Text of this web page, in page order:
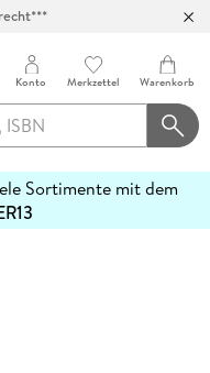
Konto Merkzettel Warenkorb
Sortimente mit dem